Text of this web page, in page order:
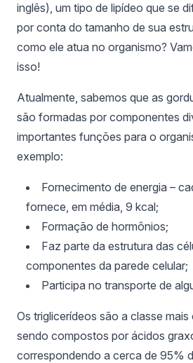
inglês), um tipo de lipídeo que se
por conta do tamanho de sua
como ele atua no organismo?
isso!
Atualmente, sabemos que as
são formadas por componentes
importantes funções para o
exemplo:
Fornecimento de energia –
fornece, em média, 9 kcal;
Formação de hormônios;
Faz parte da estrutura das
componentes da parede celular;
Participa no transporte de
Os triglicerídeos são a classe
sendo compostos por ácidos
correspondendo a cerca de 95%